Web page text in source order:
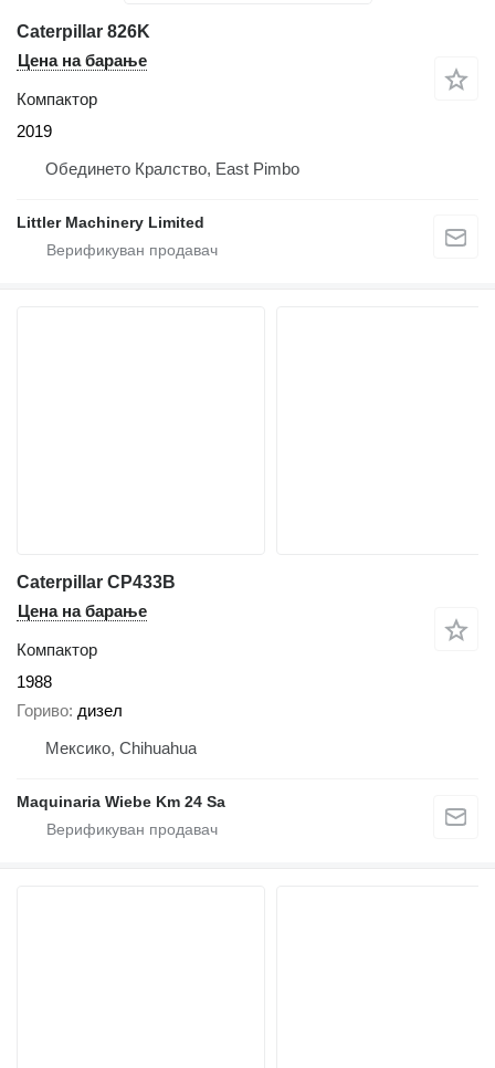
Caterpillar 826K
Цена на барање
Компактор
2019
Обединето Кралство, East Pimbo
Littler Machinery Limited
Caterpillar CP433B
Цена на барање
Компактор
1988
Гориво дизел
Мексико, Chihuahua
Maquinaria Wiebe Km 24 Sa